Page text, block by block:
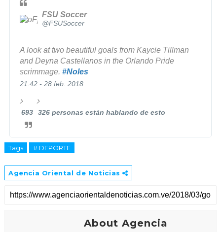
FSU Soccer
@FSUSoccer
A look at two beautiful goals from Kaycie Tillman
and Deyna Castellanos in the Orlando Pride
scrimmage. #Noles
21:42 - 28 feb. 2018
693 326 personas están hablando de esto
Tags # DEPORTE
Agencia Oriental de Noticias
About Agencia